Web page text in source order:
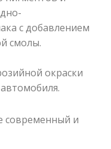
с добавлением
смолы.
окраски
современный и